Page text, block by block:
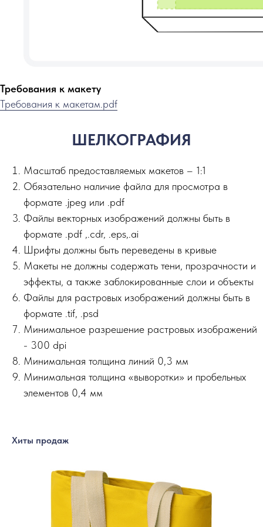
Требования к макету
Требования к макетам.pdf
ШЕЛКОГРАФИЯ
Масштаб предоставляемых макетов – 1:1
Обязательно наличие файла для просмотра в
формате .jpeg или .pdf
Файлы векторных изображений должны быть в
формате .pdf ,.сdr, .eps,.ai
Шрифты должны быть переведены в кривые
Макеты не должны содержать тени, прозрачности и
эффекты, а также заблокированные слои и объекты
Файлы для растровых изображений должны быть в
формате .tif, .psd
Минимальное разрешение растровых изображений
- 300 dpi
Минимальная толщина линий 0,3 мм
Минимальная толщина «выворотки» и пробельных
элементов 0,4 мм
Хиты продаж